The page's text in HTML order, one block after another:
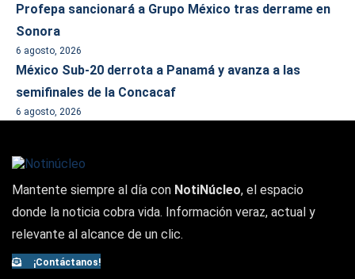
Profepa sancionará a Grupo México tras derrame en
Sonora
6 agosto, 2026
México Sub-20 derrota a Panamá y avanza a las
semifinales de la Concacaf
6 agosto, 2026
Mantente siempre al día con NotiNúcleo, el espacio
donde la noticia cobra vida. Información veraz, actual y
relevante al alcance de un clic.
¡Contáctanos!